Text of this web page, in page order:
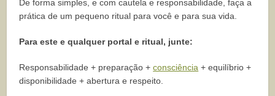
De forma simples, e com cautela e responsabilidade, faça a
prática de um pequeno ritual para você e para sua vida.
Para este e qualquer portal e ritual, junte:
Responsabilidade + preparação +consciência + equilíbrio +
disponibilidade + abertura e respeito.